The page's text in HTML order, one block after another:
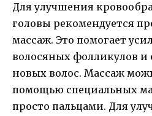
Для улучшения
головы рекомендуется
массаж. Это помогает
волосяных фолликулов и
новых волос. Массаж
помощью специальных
просто пальцами. Для